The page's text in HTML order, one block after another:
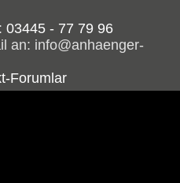
03445 - 77 79 96
an: info@anhaenger-
Forumlar